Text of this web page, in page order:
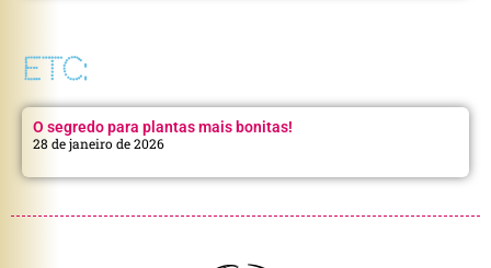
ETC:
O segredo para plantas mais bonitas!
28 de janeiro de 2026